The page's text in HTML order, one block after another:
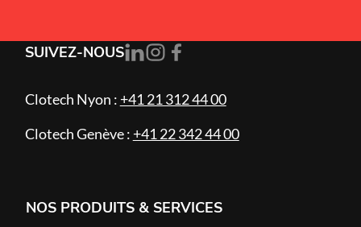
SUIVEZ-NOUS
Clotech Nyon : +41 21 312 44 00
Clotech Genève : +41 22 342 44 00
NOS PRODUITS & SERVICES